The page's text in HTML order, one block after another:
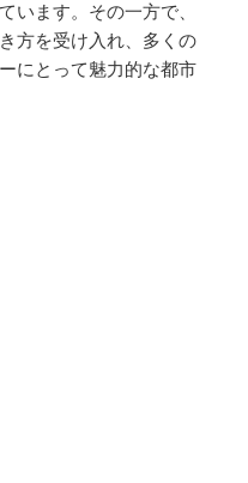
います。その一方で、
方を受け入れ、多くの
にとって魅力的な都市